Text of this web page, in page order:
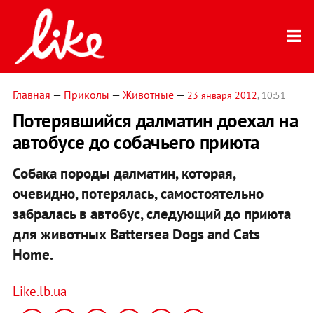
Главная — Приколы — Животные— 23 января 2012, 10:51
Потерявшийся далматин доехал на
автобусе до собачьего приюта
Собака породы далматин, которая,
очевидно, потерялась, самостоятельно
забралась в автобус, следующий до приюта
для животных Battersea Dogs and Cats
Home.
Like.lb.ua